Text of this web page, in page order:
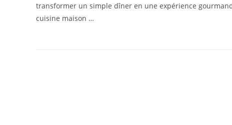
transformer un simple dîner en une expérience
cuisine maison …